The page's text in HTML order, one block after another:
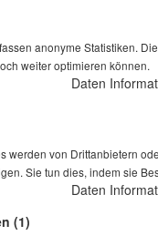
10-01232
Preis auf
in auf Anfrage
anonyme Statistiken.
weiter optimieren können.
Daten
werden von Drittanbietern
Sie tun dies, indem sie
Daten
(1)